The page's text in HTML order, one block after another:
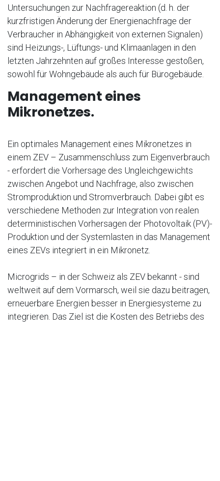
Untersuchungen zur Nachfragereaktion (d. h. der
kurzfristigen Änderung der Energienachfrage der
Verbraucher in Abhängigkeit von externen Signalen)
sind Heizungs-, Lüftungs- und Klimaanlagen in den
letzten Jahrzehnten auf großes Interesse gestoßen,
sowohl für Wohngebäude als auch für Bürogebäude.
Management eines
Mikronetzes.
Ein optimales Management eines Mikronetzes in
einem ZEV – Zusammenschluss zum Eigenverbrauch
- erfordert die Vorhersage des Ungleichgewichts
zwischen Angebot und Nachfrage, also zwischen
Stromproduktion und Stromverbrauch. Dabei gibt es
verschiedene Methoden zur Integration von realen
deterministischen Vorhersagen der Photovoltaik (PV)-
Produktion und der Systemlasten in das Management
eines ZEVs integriert in ein Mikronetz.
Microgrids – in der Schweiz als ZEV bekannt - sind
weltweit auf dem Vormarsch, weil sie dazu beitragen,
erneuerbare Energien besser in Energiesysteme zu
integrieren. Das Ziel ist die Kosten des Betriebs des